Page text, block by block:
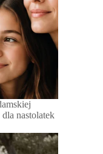
nastolatek